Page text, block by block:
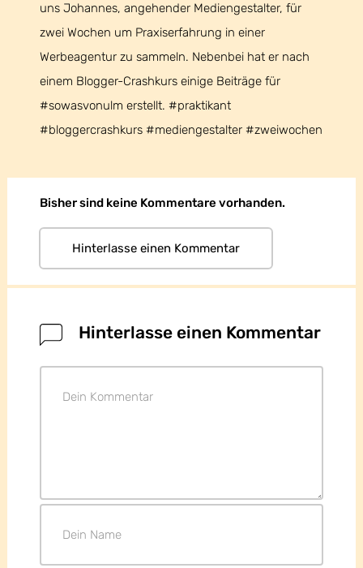
uns Johannes, angehender Mediengestalter, für
zwei Wochen um Praxiserfahrung in einer
Werbeagentur zu sammeln. Nebenbei hat er nach
einem Blogger-Crashkurs einige Beiträge für
#sowasvonulm erstellt. #praktikant
#bloggercrashkurs #mediengestalter #zweiwochen
Bisher sind keine Kommentare vorhanden.
Hinterlasse einen Kommentar
Hinterlasse einen Kommentar